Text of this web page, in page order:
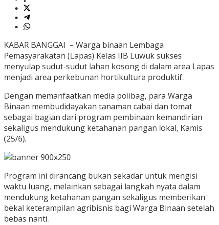
KABAR BANGGAI – Warga binaan Lembaga
Pemasyarakatan (Lapas) Kelas IIB Luwuk sukses
menyulap sudut-sudut lahan kosong di dalam area Lapas
menjadi area perkebunan hortikultura produktif.
Dengan memanfaatkan media polibag, para Warga
Binaan membudidayakan tanaman cabai dan tomat
sebagai bagian dari program pembinaan kemandirian
sekaligus mendukung ketahanan pangan lokal, Kamis
(25/6).
Program ini dirancang bukan sekadar untuk mengisi
waktu luang, melainkan sebagai langkah nyata dalam
mendukung ketahanan pangan sekaligus memberikan
bekal keterampilan agribisnis bagi Warga Binaan setelah
bebas nanti.